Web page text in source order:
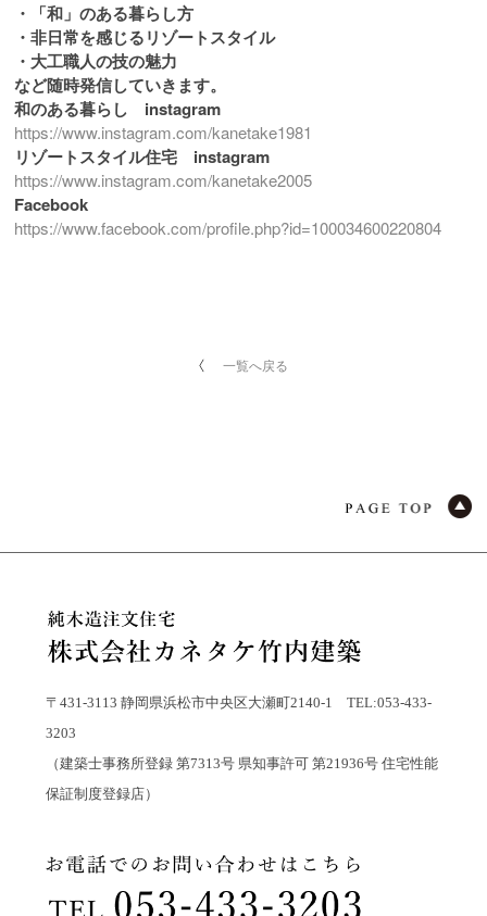
・「和」のある暮らし方
・非日常を感じるリゾートスタイル
・大工職人の技の魅力
など随時発信していきます。
和のある暮らし instagram
https://www.instagram.com/kanetake1981
リゾートスタイル住宅 instagram
https://www.instagram.com/kanetake2005
Facebook
https://www.facebook.com/profile.php?id=100034600220804
一覧へ戻る
〒431-3113 静岡県浜松市中央区大瀬町2140-1 TEL:053-433-
3203
（建築士事務所登録 第7313号 県知事許可 第21936号 住宅性能
保証制度登録店）